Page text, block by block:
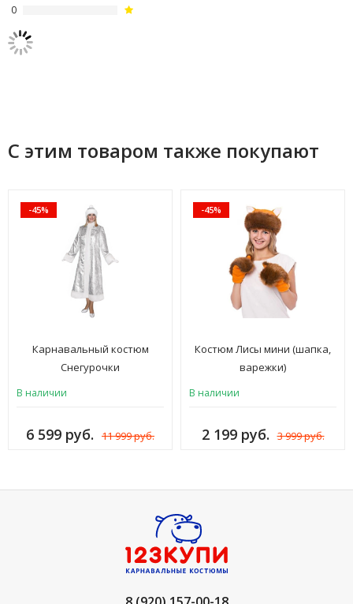
0
С этим товаром также покупают
-45%
Карнавальный костюм
Снегурочки
В наличии
6 599 руб. 11 999 руб.
-45%
Костюм Лисы мини (шапка,
варежки)
В наличии
2 199 руб. 3 999 руб.